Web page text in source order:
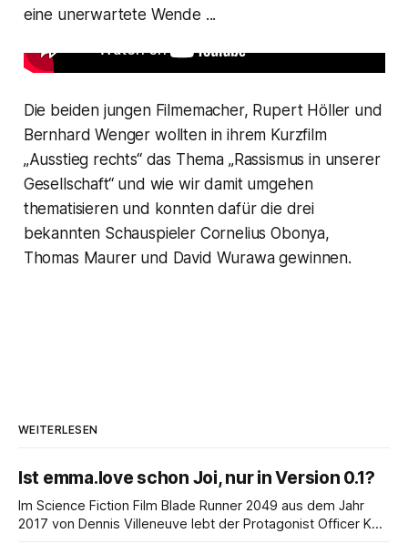
eine unerwartete Wende ...
Die beiden jungen Filmemacher, Rupert Höller und
Bernhard Wenger wollten in ihrem Kurzfilm
„Ausstieg rechts“ das Thema „Rassismus in unserer
Gesellschaft“ und wie wir damit umgehen
thematisieren und konnten dafür die drei
bekannten Schauspieler Cornelius Obonya,
Thomas Maurer und David Wurawa gewinnen.
WEITERLESEN
Ist emma.love schon Joi, nur in Version 0.1?
Im Science Fiction Film Blade Runner 2049 aus dem Jahr
2017 von Dennis Villeneuve lebt der Protagonist Officer K